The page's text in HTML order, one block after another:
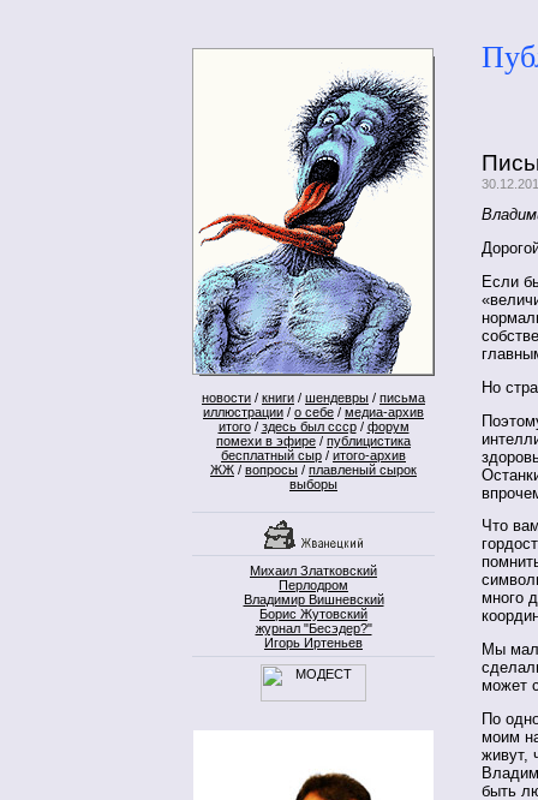
новости / книги / шендевры / письма
иллюстрации / о себе / медиа-архив
итого/ здесь был ссср/ форум
помехи в эфире / публицистика
бесплатный сыр / итого-архив
ЖЖ / вопросы / плавленый сырок
выборы
Михаил Златковский
Перлодром
Владимир Вишневский
Борис Жутовский
журнал "Бесэдер?"
Игорь Иртеньев
Если
Но
Что
много
Мы
может
По
моим
живут,
быть